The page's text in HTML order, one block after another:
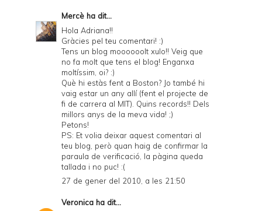
Mercè ha dit...
Hola Adriana!!
Gràcies pel teu comentari! :)
Tens un blog moooooolt xulo!! Veig que
no fa molt que tens el blog! Enganxa
moltíssim, oi? :)
Què hi estàs fent a Boston? Jo també hi
vaig estar un any allí (fent el projecte de
fi de carrera al MIT). Quins records!! Dels
millors anys de la meva vida! ;)
Petons!
PS: Et volia deixar aquest comentari al
teu blog, però quan haig de confirmar la
paraula de verificació, la pàgina queda
tallada i no puc! :(
27 de gener del 2010, a les 21:50
Veronica ha dit...